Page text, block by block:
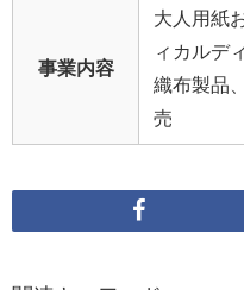
事業内容
大人用紙
ィカルデ
織布製品
売